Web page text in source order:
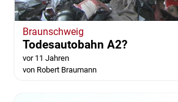
Braunschweig
Todesautobahn A2?
vor 11 Jahren
von Robert Braumann